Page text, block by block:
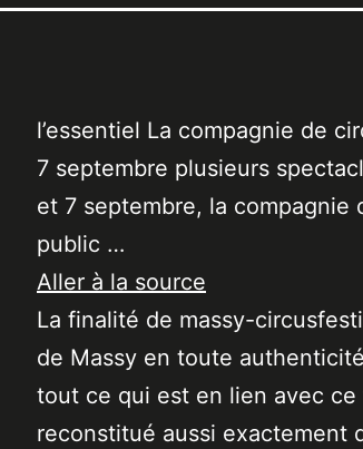
l’essentiel La compagnie de
7 septembre plusieurs
et 7 septembre, la compagnie
public …
Aller à la source
La finalité de massy-
de Massy en toute
tout ce qui est en lien avec
reconstitué aussi exactement